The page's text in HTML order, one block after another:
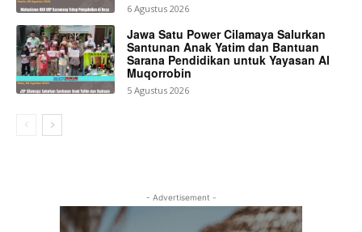
6 Agustus 2026
Jawa Satu Power Cilamaya Salurkan
Santunan Anak Yatim dan Bantuan
Sarana Pendidikan untuk Yayasan Al
Muqorrobin
5 Agustus 2026
- Advertisement -